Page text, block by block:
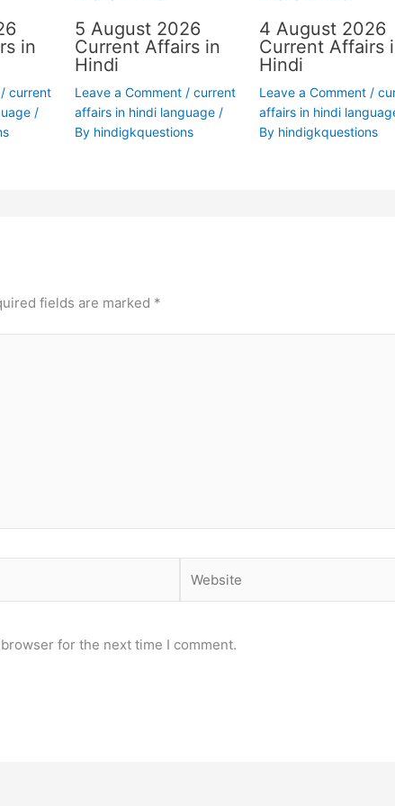
in
/ current
/
5 August 2026
Current Affairs in
Hindi
Leave a Comment / current
affairs in hindi language/
By hindigkquestions
4 August 2026
Current Affairs
Hindi
Leave a Comment /
affairs in hindi
By hindigkquestions
fields are marked *
for the next time I comment.